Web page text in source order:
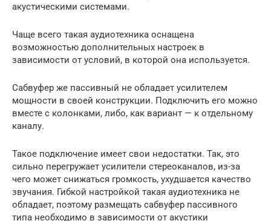
акустическими системами.
Чаще всего такая аудиотехника оснащена
возможностью дополнительных настроек в
зависимости от условий, в которой она используется.
Сабвуфер же пассивный не обладает усилителем
мощности в своей конструкции. Подключить его можно
вместе с колонками, либо, как вариант — к отдельному
каналу.
Такое подключение имеет свои недостатки. Так, это
сильно перегружает усилители стереоканалов, из-за
чего может снижаться громкость, ухудшается качество
звучания. Гибкой настройкой такая аудиотехника не
обладает, поэтому размещать сабвуфер пассивного
типа необходимо в зависимости от акустики